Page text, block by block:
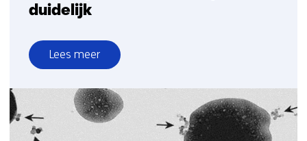
duidelijk
Lees meer
over
Bron
stikstof